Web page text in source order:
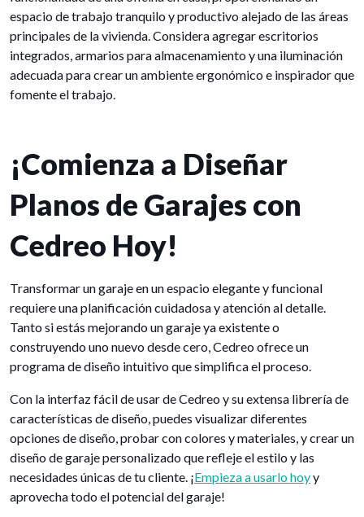
espacio de trabajo tranquilo y productivo alejado de las áreas
principales de la vivienda. Considera agregar escritorios
integrados, armarios para almacenamiento y una iluminación
adecuada para crear un ambiente ergonómico e inspirador que
fomente el trabajo.
¡Comienza a Diseñar
Planos de Garajes con
Cedreo Hoy!
Transformar un garaje en un espacio elegante y funcional
requiere una planificación cuidadosa y atención al detalle.
Tanto si estás mejorando un garaje ya existente o
construyendo uno nuevo desde cero, Cedreo ofrece un
programa de diseño intuitivo que simplifica el proceso.
Con la interfaz fácil de usar de Cedreo y su extensa librería de
características de diseño, puedes visualizar diferentes
opciones de diseño, probar con colores y materiales, y crear un
diseño de garaje personalizado que refleje el estilo y las
necesidades únicas de tu cliente. ¡Empieza a usarlo hoyy
aprovecha todo el potencial del garaje!